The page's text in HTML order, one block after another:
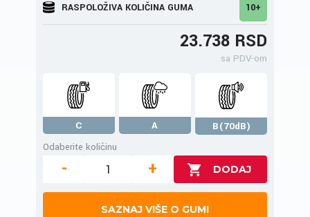
RASPOLOŽIVA KOLIČINA GUMA 10+
23.738 RSD
sa PDV-om
C A
B(70dB)
Odaberite količinu
- +
SAZNAJ VIŠE O GUMI